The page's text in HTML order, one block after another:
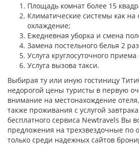
Площадь комнат более 15
Климатические системы как на
охлаждение;
Ежедневная уборка и смена
Замена постельного белья 2
Услуга круглосуточного приема
Услуга вызова такси.
Выбирая ту или иную гостиницу
недорогой цены туристы в первую
внимание на местонахождение
также проживания с услугой
бесплатного сервиса Newtravels Вы
предложения на трехзвездочные по
только среди надежных сайтов